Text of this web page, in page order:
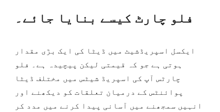
فلو چارٹ کیسے بنایا جائے۔
ایکسل اسپریڈشیٹ میں ڈیٹا کی ایک بڑی مقدار
ہوتی ہے جو کہ قیمتی لیکن پیچیدہ ہے۔ فلو
چارٹس آپ کی اسپریڈ شیٹس میں مختلف ڈیٹا
پوائنٹس کے درمیان تعلقات کو دیکھنے اور
انہیں سمجھنے میں آسانی پیدا کرنے میں مدد کر